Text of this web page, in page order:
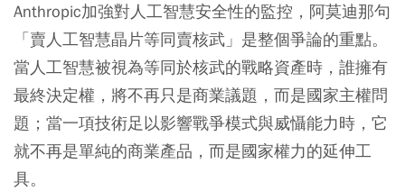
Anthropic加強對人工智慧安全性的監控，阿莫迪那句
「賣人工智慧晶片等同賣核武」是整個爭論的重點。
當人工智慧被視為等同於核武的戰略資產時，誰擁有
最終決定權，將不再只是商業議題，而是國家主權問
題；當一項技術足以影響戰爭模式與威懾能力時，它
就不再是單純的商業產品，而是國家權力的延伸工
具。